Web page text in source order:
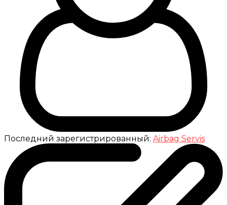
Последний зарегистрированный: Airbag Servis